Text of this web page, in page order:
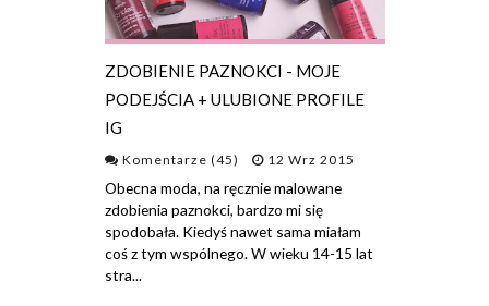
ZDOBIENIE PAZNOKCI - MOJE
PODEJŚCIA + ULUBIONE PROFILE
IG
Komentarze (45) 12 Wrz 2015
Obecna moda, na ręcznie malowane
zdobienia paznokci, bardzo mi się
spodobała. Kiedyś nawet sama miałam
coś z tym wspólnego. W wieku 14-15 lat
stra...